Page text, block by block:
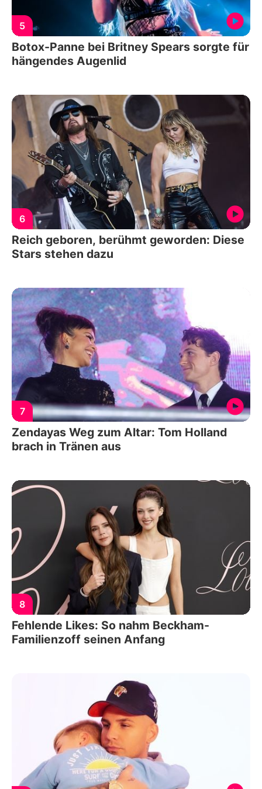
5
Botox-Panne bei Britney Spears sorgte für
hängendes Augenlid
6
Reich geboren, berühmt geworden: Diese
Stars stehen dazu
7
Zendayas Weg zum Altar: Tom Holland
brach in Tränen aus
8
Fehlende Likes: So nahm Beckham-
Familienzoff seinen Anfang